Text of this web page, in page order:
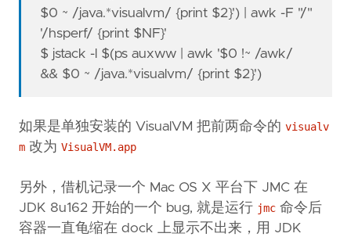
$0 ~ /java.*visualvm/ {print $2}') | awk -F "/"
'/hsperf/ {print $NF}'
$ jstack -l $(ps auxww | awk '$0 !~ /awk/
&& $0 ~ /java.*visualvm/ {print $2}')
如果是单独安装的 VisualVM 把前两命令的 visualv
m 改为 VisualVM.app
另外，借机记录一个 Mac OS X 平台下 JMC 在
JDK 8u162 开始的一个 bug, 就是运行 jmc 命令后
容器一直龟缩在 dock 上显示不出来，用 JDK